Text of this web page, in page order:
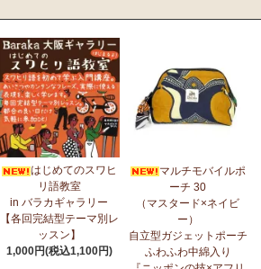
はじめてのスワヒ
リ語教室
in バラカギャラリー
【各回完結型テーマ別レ
ッスン】
1,000円(税込1,100円)
マルチモバイルポ
ーチ 30
（マスタード×ネイビ
ー）
自立型ガジェットポーチ
ふわふわ中綿入り